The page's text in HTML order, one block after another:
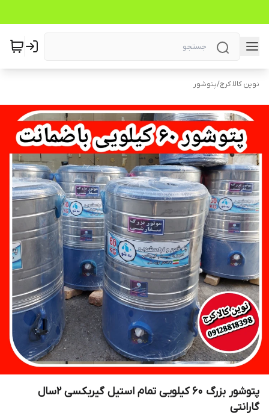
نوین کالا کرج/پتوشور
پتوشور بزرگ ۶۰ کیلویی تمام استیل گیربکسی ۲سال
گارانتی